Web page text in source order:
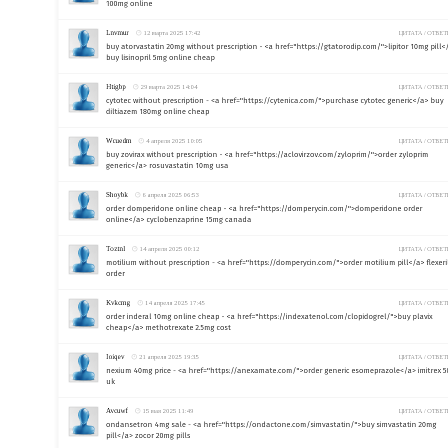
100mg online
Lnvmur 12 марта 2025 17:42
buy atorvastatin 20mg without prescription - <a href="https://gtatorodip.com/">lipitor 10mg
buy lisinopril 5mg online cheap
ЦИТАТА /
Htigbp 29 марта 2025 14:04
cytotec without prescription - <a href="https://cytenica.com/">purchase cytotec generic</a> buy
diltiazem 180mg online cheap
ЦИТАТА /
Wcuedm 4 апреля 2025 10:05
buy zovirax without prescription - <a href="https://aclovirzov.com/zyloprim/">order zyloprim
generic</a> rosuvastatin 10mg usa
ЦИТАТА /
Shoybk 6 апреля 2025 06:53
order domperidone online cheap - <a href="https://domperycin.com/">domperidone order
online</a> cyclobenzaprine 15mg canada
ЦИТАТА /
Toztnl 14 апреля 2025 00:12
motilium without prescription - <a href="https://domperycin.com/">order motilium pill</a>
order
ЦИТАТА /
Kvkcmg 14 апреля 2025 17:45
order inderal 10mg online cheap - <a href="https://indexatenol.com/clopidogrel/">buy plavix
cheap</a> methotrexate 2.5mg cost
ЦИТАТА /
Ioiqev 21 апреля 2025 19:35
nexium 40mg price - <a href="https://anexamate.com/">order generic esomeprazole</a> imitrex
uk
ЦИТАТА /
Avcuwf 15 мая 2025 11:49
ondansetron 4mg sale - <a href="https://ondactone.com/simvastatin/">buy simvastatin 20mg
pill</a> zocor 20mg pills
ЦИТАТА /